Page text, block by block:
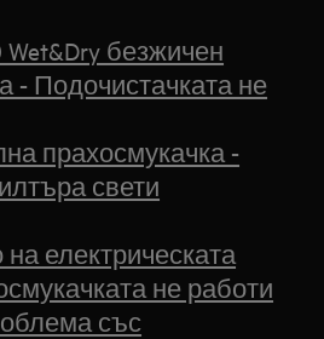
Wet&Dry безжичен
- Подочистачката не
прахосмукачка -
свети
електрическата
не работи
със